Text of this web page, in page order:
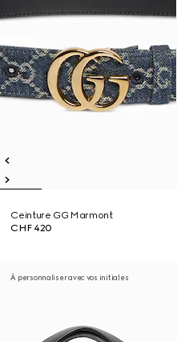
Ceinture GG Marmont
CHF 420
À personnaliser avec vos initiales